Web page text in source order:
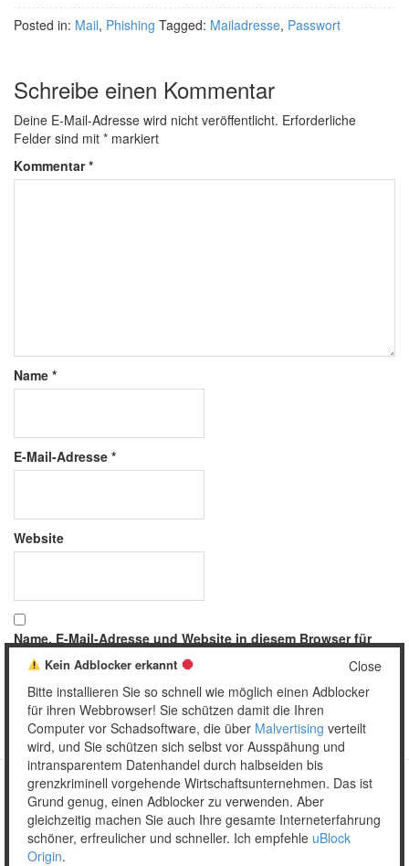
Posted in: Mail, Phishing Tagged: Mailadresse, Passwort
Schreibe einen Kommentar
Deine E-Mail-Adresse wird nicht veröffentlicht. Erforderliche
Felder sind mit * markiert
Kommentar*
Name *
E-Mail-Adresse *
Website
Name, E-Mail-Adresse und Website in diesem Browser für
meinen nächsten Kommentar speichern.
Copyright © 2026 Unser täglich Spam.
MobileWordPress Theme by themehall.com
Close
Kein Adblocker erkannt
Bitte installieren Sie so schnell wie möglich einen Adblocker
für ihren Webbrowser! Sie schützen damit die Ihren
Computer vor Schadsoftware, die über Malvertising verteilt
wird, und Sie schützen sich selbst vor Ausspähung und
intransparentem Datenhandel durch halbseiden bis
grenzkriminell vorgehende Wirtschaftsunternehmen. Das ist
Grund genug, einen Adblocker zu verwenden. Aber
gleichzeitig machen Sie auch Ihre gesamte Interneterfahrung
schöner, erfreulicher und schneller. Ich empfehle uBlock
Origin.